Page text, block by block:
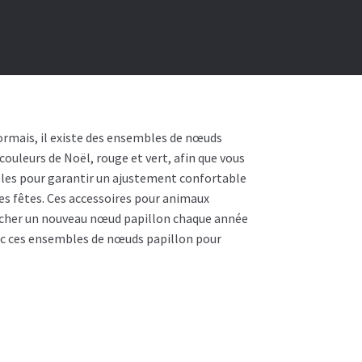
il existe des ensembles de nœuds
de Noël, rouge et vert, afin que vous
pour garantir un ajustement confortable
fêtes. Ces accessoires pour animaux
un nouveau nœud papillon chaque année
ces ensembles de nœuds papillon pour